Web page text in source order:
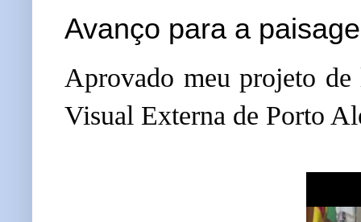
Avanço para a
Aprovado meu projeto
Visual Externa de Porto